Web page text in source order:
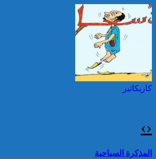
إطلاق النار خلال حفل
الصحافة بواشنطن:المهاجم
كان يستهدف مسؤولين
بالمناطق الحضرية خلال
استقلال بلاده
توقيف شخصين هددا شرطيا
بسكينين خلال محاولة سرقة ليلا
تقرير: 67,7% من الأشخاص في
كاريكاتير
‹
›
المذكرة السياحية